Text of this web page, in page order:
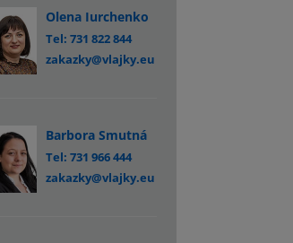
Olena Iurchenko
Tel: 731 822 844
zakazky@vlajky.eu
Barbora Smutná
Tel: 731 966 444
zakazky@vlajky.eu